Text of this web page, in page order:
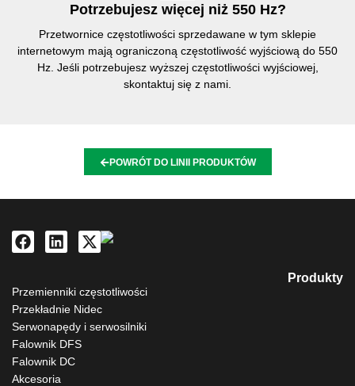
Potrzebujesz więcej niż 550 Hz?
Przetwornice częstotliwości sprzedawane w tym sklepie
internetowym mają ograniczoną częstotliwość wyjściową do 550
Hz. Jeśli potrzebujesz wyższej częstotliwości wyjściowej,
skontaktuj się z nami.
POWRÓT DO LINII PRODUKTÓW
Produkty
Przemienniki częstotliwości
Przekładnie Nidec
Serwonapędy i serwosilniki
Falownik DFS
Falownik DC
Akcesoria